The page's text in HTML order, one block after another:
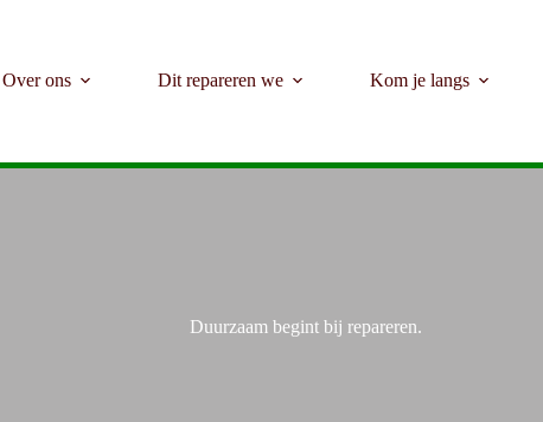
Over ons Dit repareren we Kom je langs
Duurzaam begint bij repareren.